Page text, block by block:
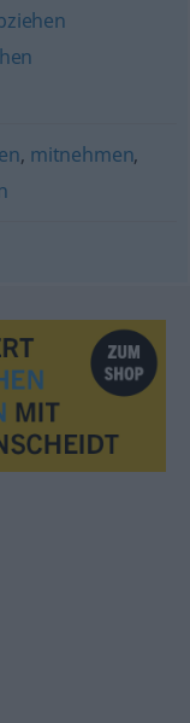
, mitnehmen,